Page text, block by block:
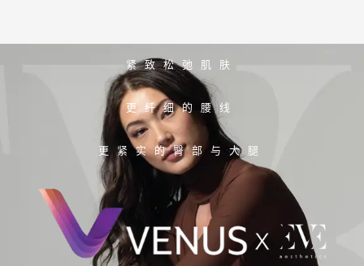
紧致松弛肌肤
更纤细的腰线
更紧实的臀部与大腿